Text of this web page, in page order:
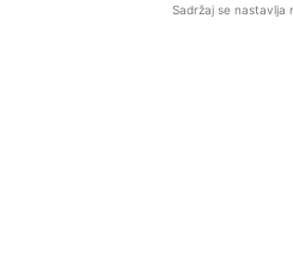
Sadržaj se nastavlja